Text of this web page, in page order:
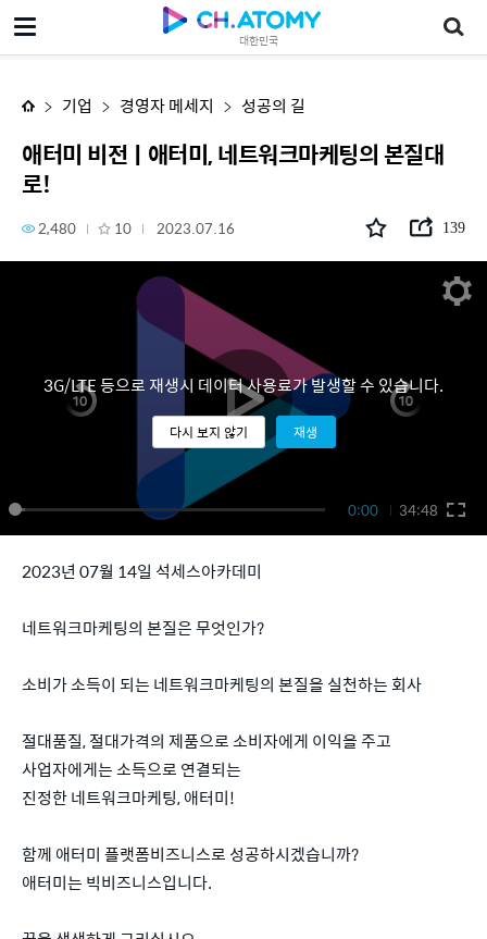
대한민국
애터미 비전ㅣ애터미, 네트워크마케팅의 본질대로!
기업 경영자 메세지 성공의 길
애터미 비전ㅣ애터미, 네트워크마케팅의 본질대
로!
2,480 10 2023.07.16 139
0:00 34:48
3G/LTE 등으로 재생시 데이터 사용료가 발생할 수 있습니다.
다시 보지 않기 재생
2023년 07월 14일 석세스아카데미
네트워크마케팅의 본질은 무엇인가?
소비가 소득이 되는 네트워크마케팅의 본질을 실천하는 회사
절대품질, 절대가격의 제품으로 소비자에게 이익을 주고
사업자에게는 소득으로 연결되는
진정한 네트워크마케팅, 애터미!
함께 애터미 플랫폼비즈니스로 성공하시겠습니까?
애터미는 빅비즈니스입니다.